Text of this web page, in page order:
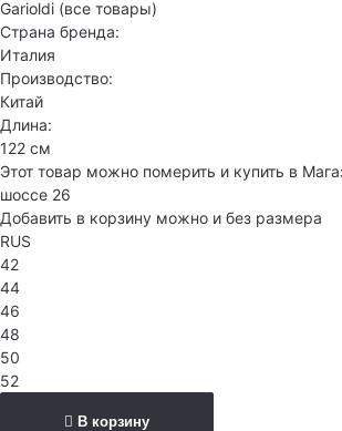
Garioldi (все товары)
Страна бренда:
Италия
Производство:
Китай
Длина:
122 см
Этот товар можно померить и купить в
шоссе 26
Добавить в корзину можно и без размера
RUS
42
44
46
48
50
52
В корзину